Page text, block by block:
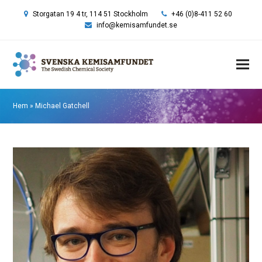
Storgatan 19 4 tr, 114 51 Stockholm
+46 (0)8-411 52 60
info@kemisamfundet.se
Hem » Michael Gatchell